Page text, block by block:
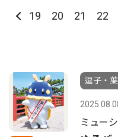
19 20 21 22
逗子・
ミュー